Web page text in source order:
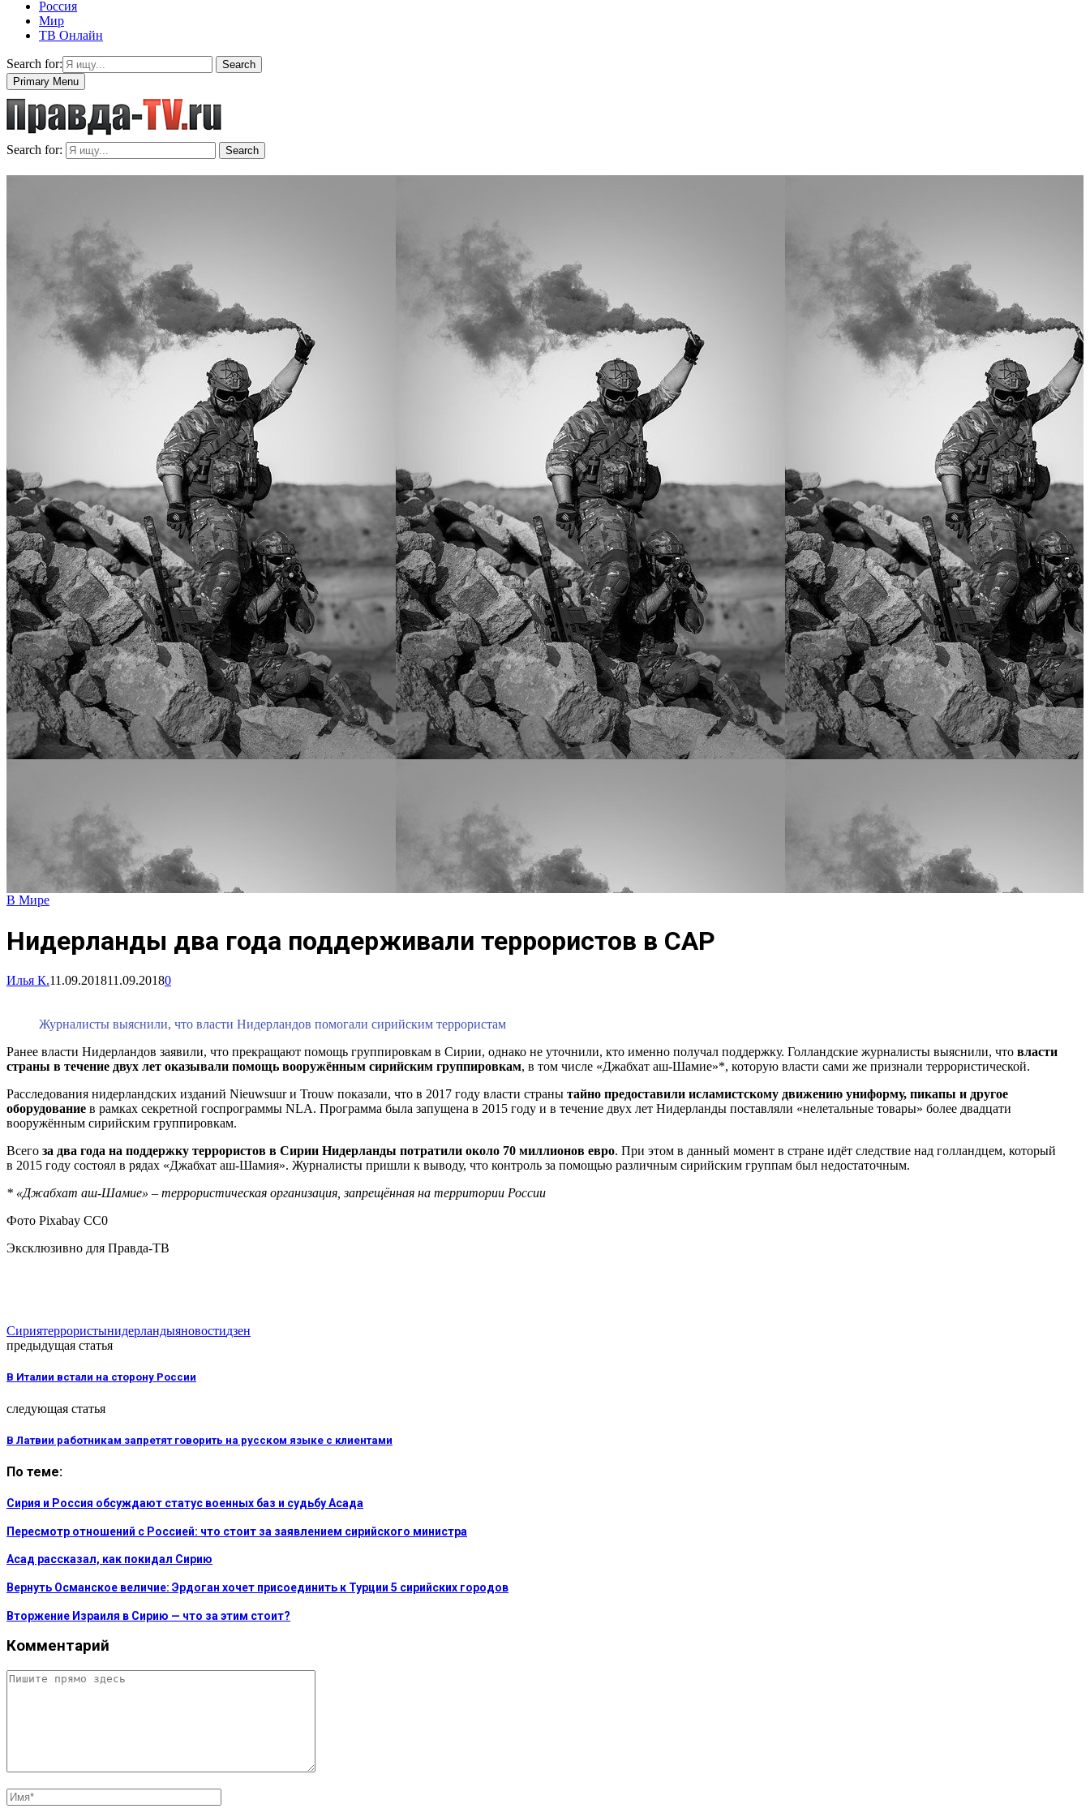
Россия
Мир
ТВ Онлайн
Search for:
Search
Primary Menu
Search for: Search
В Мире
Нидерланды два года поддерживали террористов в САР
Илья К.11.09.201811.09.20180
Журналисты выяснили, что власти Нидерландов помогали сирийским террористам
Ранее власти Нидерландов заявили, что прекращают помощь группировкам в Сирии, однако не уточнили, кто именно получал поддержку. Голландские журналисты выяснили, что власти
страны в течение двух лет оказывали помощь вооружённым сирийским группировкам, в том числе «Джабхат аш-Шамие»*, которую власти сами же признали террористической.
Расследования нидерландских изданий Nieuwsuur и Trouw показали, что в 2017 году власти страны тайно предоставили исламистскому движению униформу, пикапы и другое
оборудование в рамках секретной госпрограммы NLA. Программа была запущена в 2015 году и в течение двух лет Нидерланды поставляли «нелетальные товары» более двадцати
вооружённым сирийским группировкам.
Всего за два года на поддержку террористов в Сирии Нидерланды потратили около 70 миллионов евро. При этом в данный момент в стране идёт следствие над голландцем, который
в 2015 году состоял в рядах «Джабхат аш-Шамия». Журналисты пришли к выводу, что контроль за помощью различным сирийским группам был недостаточным.
* «Джабхат аш-Шамие» – террористическая организация, запрещённая на территории России
Фото Pixabay CC0
Эксклюзивно для Правда-ТВ
Сириятеррористынидерландыяновостидзен
предыдущая статья
В Италии встали на сторону России
следующая статья
В Латвии работникам запретят говорить на русском языке с клиентами
По теме:
Сирия и Россия обсуждают статус военных баз и судьбу Асада
Пересмотр отношений с Россией: что стоит за заявлением сирийского министра
Асад рассказал, как покидал Сирию
Вернуть Османское величие: Эрдоган хочет присоединить к Турции 5 сирийских городов
Вторжение Израиля в Сирию — что за этим стоит?
Комментарий